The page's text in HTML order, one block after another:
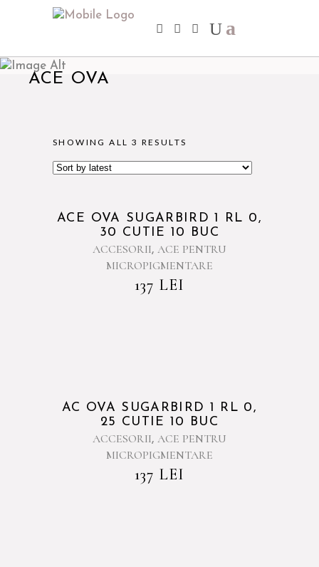
ACE OVA
SHOWING ALL 3 RESULTS
ACE OVA SUGARBIRD 1 RL 0,
30 CUTIE 10 BUC
ACCESORII, ACE PENTRU
MICROPIGMENTARE
137 LEI
AC OVA SUGARBIRD 1 RL 0,
25 CUTIE 10 BUC
ACCESORII, ACE PENTRU
MICROPIGMENTARE
137 LEI